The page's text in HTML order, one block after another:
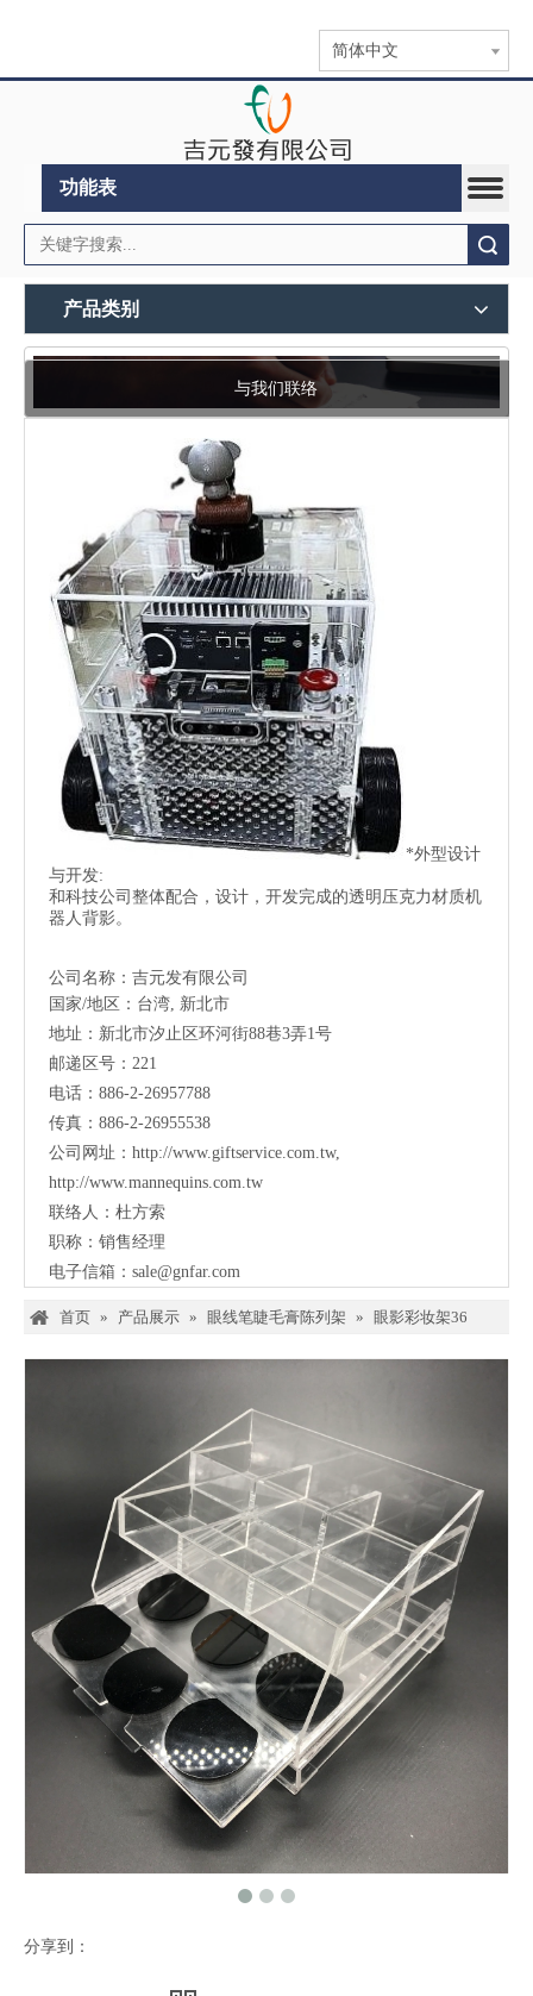
简体中文
功能表
产品类别
与我们联络
*外型设计
与开发:
和科技公司整体配合，设计，开发完成的透明压克力材质机
器人背影。
公司名称：吉元发有限公司
国家/地区：台湾, 新北市
地址：新北市汐止区环河街88巷3弄1号
邮递区号：221
电话：886-2-26957788
传真：886-2-26955538
公司网址： http://www.giftservice.com.tw,
http://www.mannequins.com.tw
联络人：杜方索
职称：销售经理
电子信箱： sale@gnfar.com
首页 » 产品展示 » 眼线笔睫毛膏陈列架 » 眼影彩妆架36
分享到：